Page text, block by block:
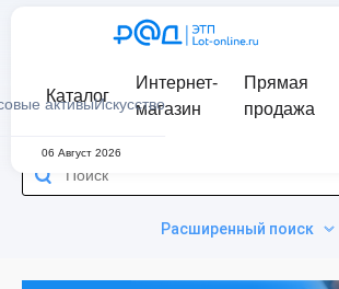
активыИскусство
Каталог
Интернет-
магазин
Прямая
продажа
06 Август 2026
Расширенный поиск